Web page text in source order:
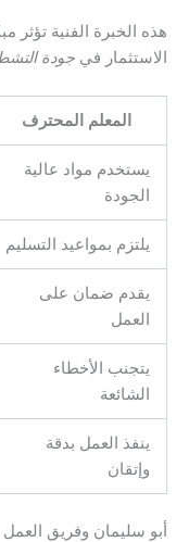
هذه الخبرة الفنية
الاستثمار في جودة
المعلم المحترف
يستخدم مواد عالية
الجودة
يلتزم بمواعيد التسليم
يقدم ضمان على
العمل
يتجنب الأخطاء
الشائعة
ينفذ العمل بدقة
وإتقان
أبو سليمان وفريق